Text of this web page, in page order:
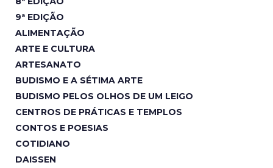
9ª EDIÇÃO
ALIMENTAÇÃO
ARTE E CULTURA
ARTESANATO
BUDISMO E A SÉTIMA ARTE
BUDISMO PELOS OLHOS DE UM LEIGO
CENTROS DE PRÁTICAS E TEMPLOS
CONTOS E POESIAS
COTIDIANO
DAISSEN